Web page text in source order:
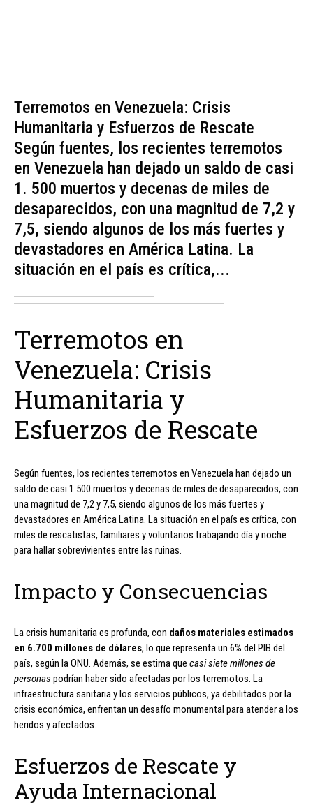
Terremotos en Venezuela: Crisis
Humanitaria y Esfuerzos de Rescate
Según fuentes, los recientes terremotos
en Venezuela han dejado un saldo de casi
1. 500 muertos y decenas de miles de
desaparecidos, con una magnitud de 7,2 y
7,5, siendo algunos de los más fuertes y
devastadores en América Latina. La
situación en el país es crítica,...
Terremotos en
Venezuela: Crisis
Humanitaria y
Esfuerzos de Rescate
Según fuentes, los recientes terremotos en Venezuela han dejado un
saldo de casi 1.500 muertos y decenas de miles de desaparecidos, con
una magnitud de 7,2 y 7,5, siendo algunos de los más fuertes y
devastadores en América Latina. La situación en el país es crítica, con
miles de rescatistas, familiares y voluntarios trabajando día y noche
para hallar sobrevivientes entre las ruinas.
Impacto y Consecuencias
La crisis humanitaria es profunda, con daños materiales estimados
en 6.700 millones de dólares, lo que representa un 6% del PIB del
país, según la ONU. Además, se estima que casi siete millones de
personas podrían haber sido afectadas por los terremotos. La
infraestructura sanitaria y los servicios públicos, ya debilitados por la
crisis económica, enfrentan un desafío monumental para atender a los
heridos y afectados.
Esfuerzos de Rescate y
Ayuda Internacional